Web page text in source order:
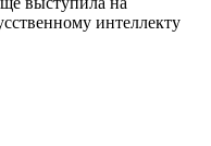
интеллекту